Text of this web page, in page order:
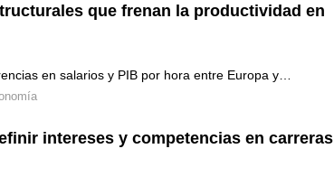
que frenan la productividad en
en salarios y PIB por hora entre Europa y…
intereses y competencias en carreras